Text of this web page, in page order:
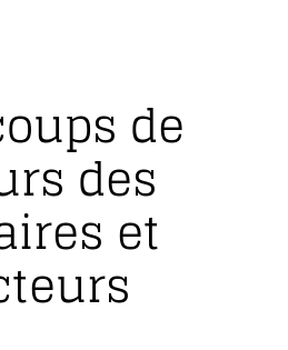
de
des
et